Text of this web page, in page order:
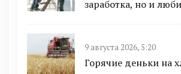
заработка, но и
9 августа 2026, 5:20
Горячие деньки на